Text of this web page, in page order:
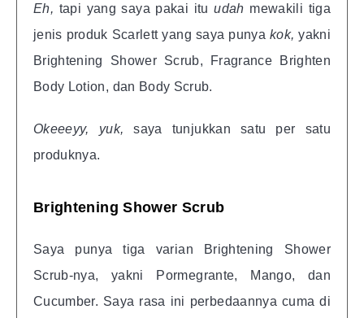
Eh, tapi yang saya pakai ituudah mewakili tiga
jenis produk Scarlett yang saya punya kok,yakni
Brightening Shower Scrub, Fragrance Brighten
Body Lotion, dan Body Scrub.
Okeeeyy, yuk,saya tunjukkan satu per satu
produknya.
Brightening Shower Scrub
Saya punya tiga varian Brightening Shower
Scrub-nya, yakni Pormegrante, Mango, dan
Cucumber. Saya rasa ini perbedaannya cuma di